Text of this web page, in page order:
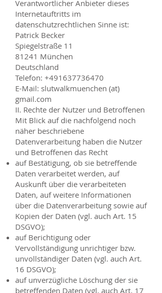
Verantwortlicher Anbieter dieses
Internetauftritts im
datenschutzrechtlichen Sinne ist:
Patrick Becker
Spiegelstraße 11
81241 München
Deutschland
Telefon: +491637736470
E-Mail: slutwalkmuenchen (at)
gmail.com
II. Rechte der Nutzer und Betroffenen
Mit Blick auf die nachfolgend noch
näher beschriebene
Datenverarbeitung haben die Nutzer
und Betroffenen das Recht
auf Bestätigung, ob sie betreffende
Daten verarbeitet werden, auf
Auskunft über die verarbeiteten
Daten, auf weitere Informationen
über die Datenverarbeitung sowie auf
Kopien der Daten (vgl. auch Art. 15
DSGVO);
auf Berichtigung oder
Vervollständigung unrichtiger bzw.
unvollständiger Daten (vgl. auch Art.
16 DSGVO);
auf unverzügliche Löschung der sie
betreffenden Daten (vgl. auch Art. 17